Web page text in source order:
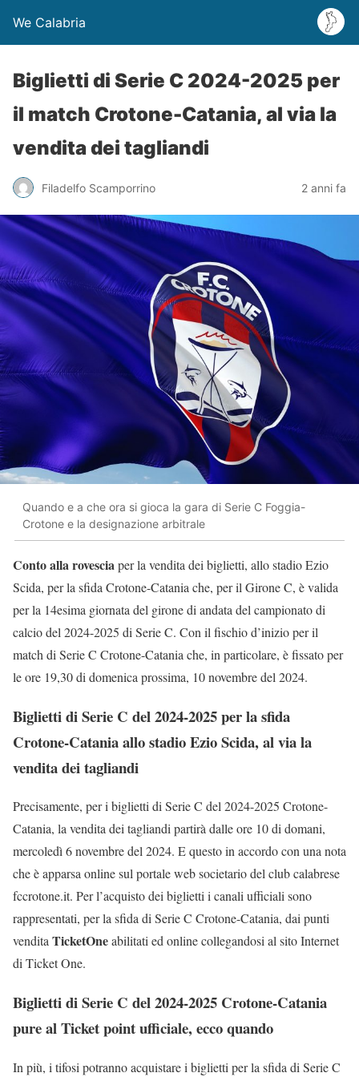
We Calabria
Biglietti di Serie C 2024-2025 per
il match Crotone-Catania, al via la
vendita dei tagliandi
Filadelfo Scamporrino 2 anni fa
Quando e a che ora si gioca la gara di Serie C Foggia-
Crotone e la designazione arbitrale
Conto alla rovesciaper la vendita dei biglietti, allo stadio Ezio
Scida, per la sfida Crotone-Catania che, per il Girone C, è valida
per la 14esima giornata del girone di andata del campionato di
calcio del 2024-2025 di Serie C. Con il fischio d’inizio per il
match di Serie C Crotone-Catania che, in particolare, è fissato per
le ore 19,30 di domenica prossima, 10 novembre del 2024.
Biglietti di Serie C del 2024-2025 per la sfida
Crotone-Catania allo stadio Ezio Scida, al via la
vendita dei tagliandi
Precisamente, per i biglietti di Serie C del 2024-2025 Crotone-
Catania, la vendita dei tagliandi partirà dalle ore 10 di domani,
mercoledì 6 novembre del 2024. E questo in accordo con una nota
che è apparsa online sul portale web societario del club calabrese
fccrotone.it. Per l’acquisto dei biglietti i canali ufficiali sono
rappresentati, per la sfida di Serie C Crotone-Catania, dai punti
venditaTicketOneabilitati ed online collegandosi al sito Internet
di Ticket One.
Biglietti di Serie C del 2024-2025 Crotone-Catania
pure al Ticket point ufficiale, ecco quando
In più, i tifosi potranno acquistare i biglietti per la sfida di Serie C